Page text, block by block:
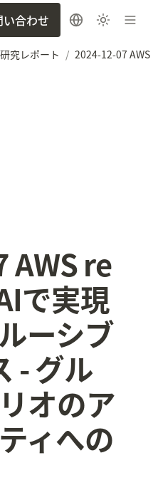
い合わせ
究レポート /
AWS re
で実現
ーシブ
- グル
オのア
ィへの